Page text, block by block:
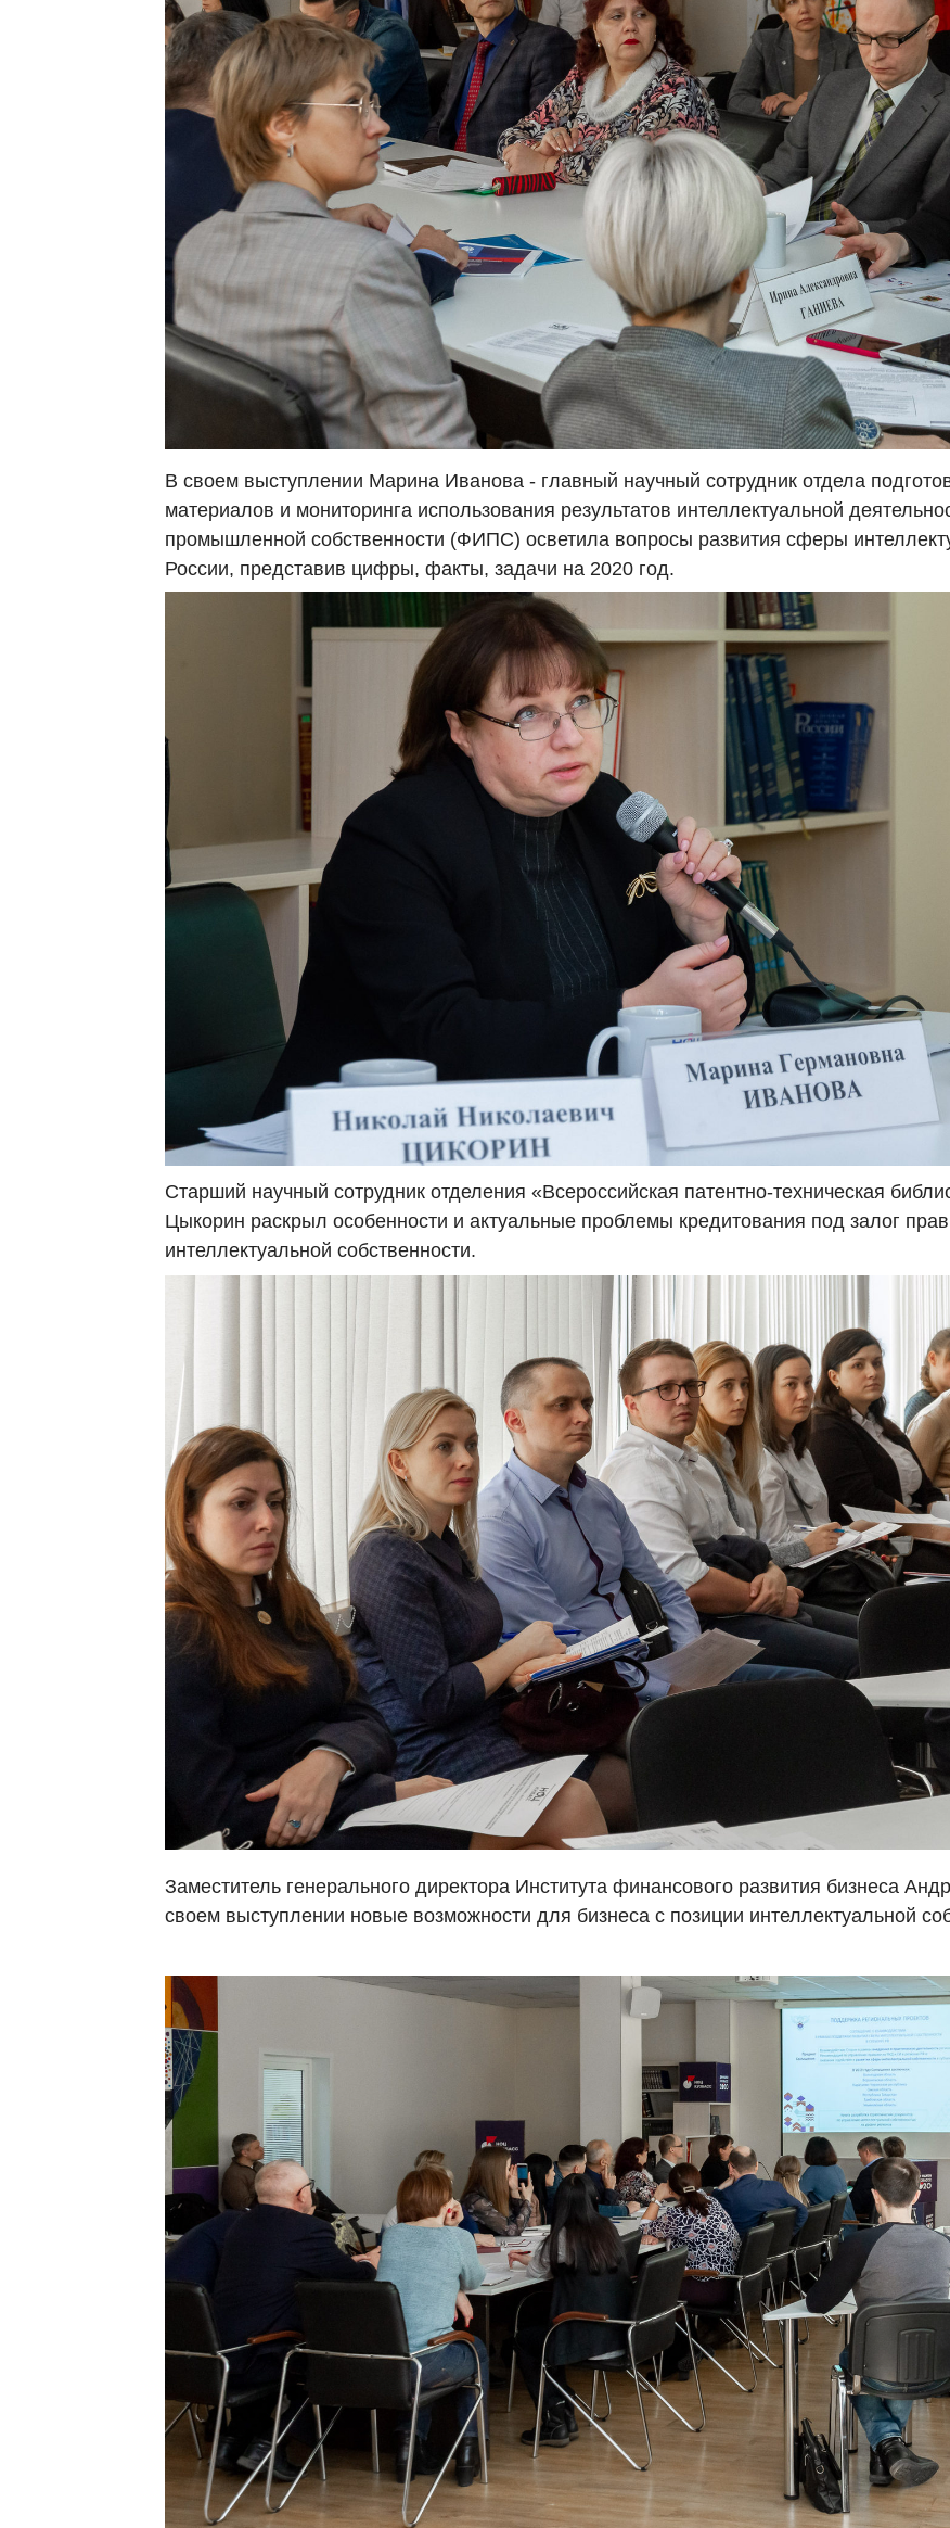
В своем выступлении Марина Иванова - главный научный сотрудник отдела
материалов и мониторинга использования результатов интеллектуальной
промышленной собственности (ФИПС) осветила вопросы развития сферы
России, представив цифры, факты, задачи на 2020 год.
Старший научный сотрудник отделения «Всероссийская патентно-техническая
Цыкорин раскрыл особенности и актуальные проблемы кредитования под залог
интеллектуальной собственности.
Заместитель генерального директора Института финансового развития бизнеса
своем выступлении новые возможности для бизнеса с позиции интеллектуальной